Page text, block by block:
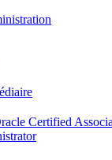
Certified